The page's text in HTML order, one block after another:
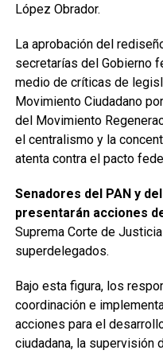
López Obrador.
La aprobación del
secretarías del Gobierno
medio de críticas de
Movimiento Ciudadano
del Movimiento
el centralismo y la
atenta contra el pacto
Senadores del PAN y
presentarán acciones
Suprema Corte de
superdelegados.
Bajo esta figura, los
coordinación e
acciones para el
ciudadana, la supervisión